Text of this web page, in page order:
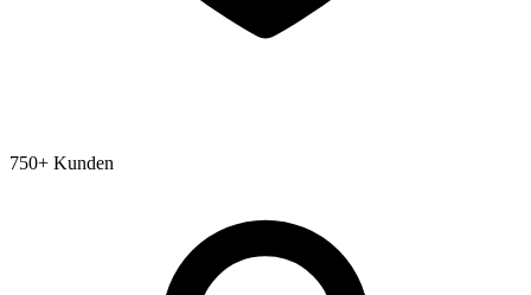
750+ Kunden